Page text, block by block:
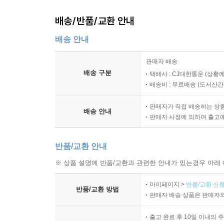
배송/반품/교환 안내
배송 안내
배송 구분
판매자 배송
택배사 : CJ대한통운 (상황
배송비 : 무료배송 (도서산
배송 안내
판매자가 직접 배송하는 상
판매자 사정에 의하여 출고
반품/교환 안내
※ 상품 설명에 반품/교환과 관련한 안내가 있는경우 아
반품/교환 방법
마이페이지 > 반품/교환 신
판매자 배송 상품은 판매자
출고 완료 후 10일 이내의